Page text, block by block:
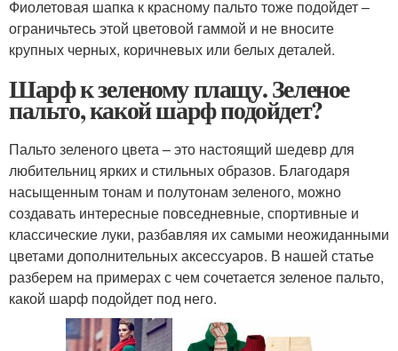
Фиолетовая шапка к красному пальто тоже подойдет –
ограничьтесь этой цветовой гаммой и не вносите
крупных черных, коричневых или белых деталей.
Шарф к зеленому плащу. Зеленое
пальто, какой шарф подойдет?
Пальто зеленого цвета – это настоящий шедевр для
любительниц ярких и стильных образов. Благодаря
насыщенным тонам и полутонам зеленого, можно
создавать интересные повседневные, спортивные и
классические луки, разбавляя их самыми неожиданными
цветами дополнительных аксессуаров. В нашей статье
разберем на примерах с чем сочетается зеленое пальто,
какой шарф подойдет под него.